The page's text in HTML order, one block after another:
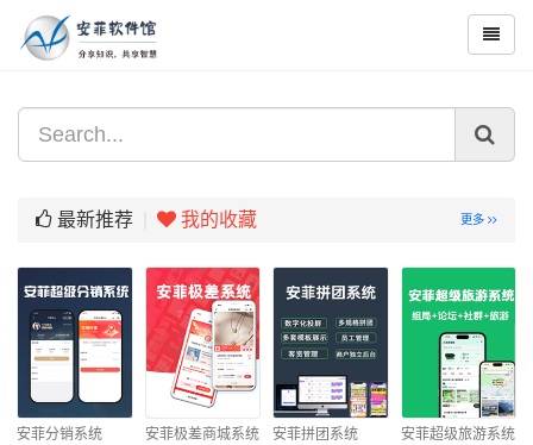
最新推荐 我的收藏 更多
安菲分销系统 安菲极差商城系统 安菲拼团系统 安菲超级旅游系统